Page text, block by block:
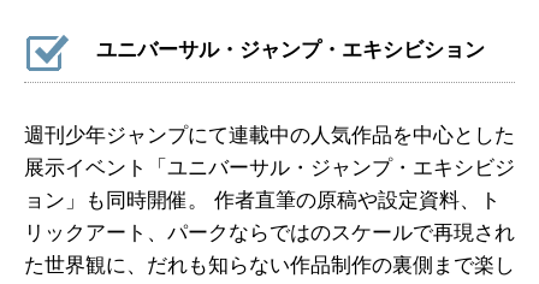
ユニバーサル・ジャンプ・エキシビション
週刊少年ジャンプにて連載中の人気作品を中心とした
展示イベント「ユニバーサル・ジャンプ・エキシビジ
ョン」も同時開催。 作者直筆の原稿や設定資料、ト
リックアート、パークならではのスケールで再現され
た世界観に、だれも知らない作品制作の裏側まで楽し